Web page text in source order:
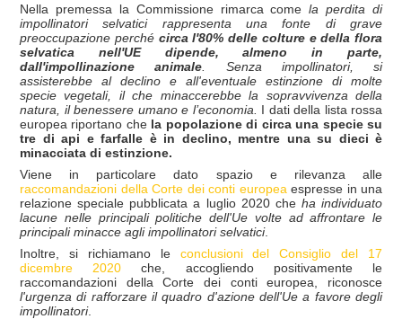
Nella premessa la Commissione rimarca comela perdita di
impollinatori selvatici rappresenta una fonte di grave
preoccupazione perché circa l'80% delle colture e della flora
selvatica nell'UE dipende, almeno in parte,
dall'impollinazione animale . Senza impollinatori, si
assisterebbe al declino e all'eventuale estinzione di molte
specie vegetali, il che minaccerebbe la sopravvivenza della
natura, il benessere umano e l’economia.
I dati della lista rossa
europea riportano che la popolazione di circa una specie su
tre di api e farfalle è in declino, mentre una su dieci è
minacciata di estinzione.
Viene in particolare dato spazio e rilevanza alle
raccomandazioni della Corte dei conti europea espresse in una
relazione speciale pubblicata a luglio 2020 che ha individuato
lacune nelle principali politiche dell'Ue volte ad affrontare le
principali minacce agli impollinatori selvatici.
Inoltre, si richiamano le conclusioni del Consiglio del 17
dicembre 2020 che, accogliendo positivamente le
raccomandazioni della Corte dei conti europea, riconosce
l'urgenza di rafforzare il quadro d'azione dell'Ue a favore degli
impollinatori.